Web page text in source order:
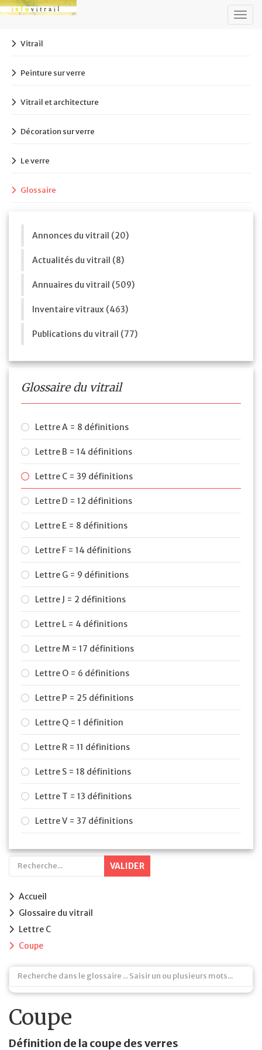
Vitrail
Peinture sur verre
Vitrail et architecture
Décoration sur verre
Le verre
Glossaire
Annonces du vitrail (20)
Actualités du vitrail (8)
Annuaires du vitrail (509)
Inventaire vitraux (463)
Publications du vitrail (77)
Glossaire du vitrail
Lettre A = 8 définitions
Lettre B = 14 définitions
Lettre C = 39 définitions
Lettre D = 12 définitions
Lettre E = 8 définitions
Lettre F = 14 définitions
Lettre G = 9 définitions
Lettre J = 2 définitions
Lettre L = 4 définitions
Lettre M = 17 définitions
Lettre O = 6 définitions
Lettre P = 25 définitions
Lettre Q = 1 définition
Lettre R = 11 définitions
Lettre S = 18 définitions
Lettre T = 13 définitions
Lettre V = 37 définitions
VALIDER
Accueil
Glossaire du vitrail
Lettre C
Coupe
Coupe
Définition de la coupe des verres